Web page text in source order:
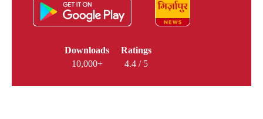
Downloads
10,000+
Ratings
4.4 / 5